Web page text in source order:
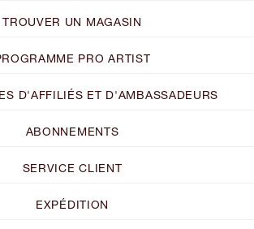
TROUVER UN MAGASIN
PRO ARTIST
D'AFFILIÉS ET D'AMBASSADEURS
ABONNEMENTS
SERVICE CLIENT
EXPÉDITION